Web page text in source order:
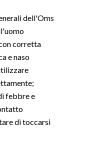
dell'Oms
corretta
e naso
febbre e
di toccarsi